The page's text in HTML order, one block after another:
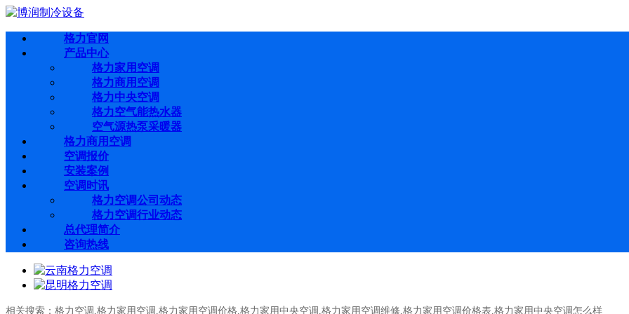
格力官网
产品中心
格力家用空调
格力商用空调
格力中央空调
格力空气能热水器
空气源热泵采暖器
格力商用空调
空调报价
安装案例
空调时讯
格力空调公司动态
格力空调行业动态
总代理简介
咨询热线
相关搜索： 格力空调 ,格力家用空调 ,格力家用空调价格,格力家用中央空调 ,格力家用空调维修,格力家用空调价格表,格力家用中央空调怎么样